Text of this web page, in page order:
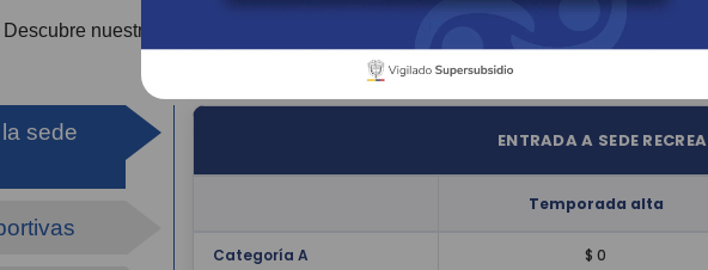
Descubre nuestras tarifas para afiliados Cajasan y particulares en la Sede
sede
ENTRADA A SEDE
Temporada alta
Categoría A $ 0